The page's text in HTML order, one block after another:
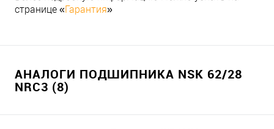
странице «Гарантия»
АНАЛОГИ ПОДШИПНИКА NSK 62/28
NRC3 (8)